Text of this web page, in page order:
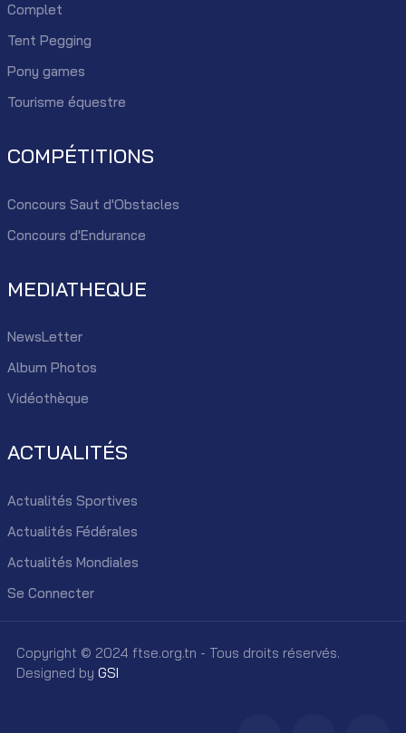
Complet
Tent Pegging
Pony games
Tourisme équestre
COMPÉTITIONS
Concours Saut d'Obstacles
Concours d'Endurance
MEDIATHEQUE
NewsLetter
Album Photos
Vidéothèque
ACTUALITÉS
Actualités Sportives
Actualités Fédérales
Actualités Mondiales
Se Connecter
Copyright © 2024 ftse.org.tn - Tous droits réservés.
Designed by GSI